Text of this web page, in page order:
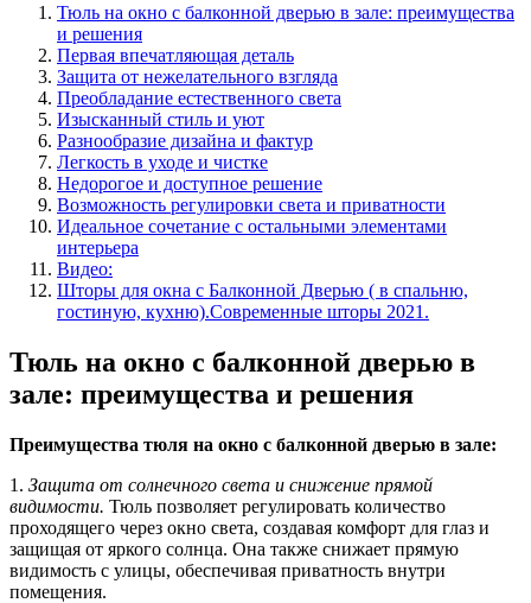
Тюль на окно с балконной дверью в зале: преимущества
и решения
Первая впечатляющая деталь
Защита от нежелательного взгляда
Преобладание естественного света
Изысканный стиль и уют
Разнообразие дизайна и фактур
Легкость в уходе и чистке
Недорогое и доступное решение
Возможность регулировки света и приватности
Идеальное сочетание с остальными элементами
интерьера
Видео:
Шторы для окна с Балконной Дверью ( в спальню,
гостиную, кухню).Современные шторы 2021.
Тюль на окно с балконной дверью в
зале: преимущества и решения
Преимущества тюля на окно с балконной дверью в зале:
1. Защита от солнечного света и снижение прямой
видимости. Тюль позволяет регулировать количество
проходящего через окно света, создавая комфорт для глаз и
защищая от яркого солнца. Она также снижает прямую
видимость с улицы, обеспечивая приватность внутри
помещения.